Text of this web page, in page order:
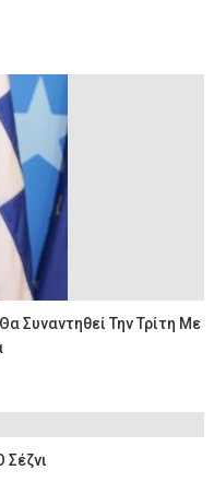
Συναντηθεί Την Τρίτη Με